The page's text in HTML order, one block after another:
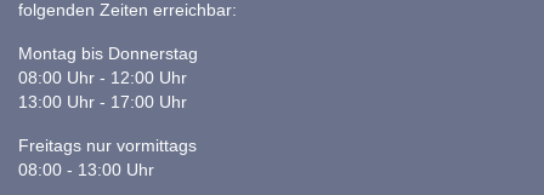
folgenden Zeiten erreichbar:
Montag bis Donnerstag
08:00 Uhr - 12:00 Uhr
13:00 Uhr - 17:00 Uhr
Freitags nur vormittags
08:00 - 13:00 Uhr